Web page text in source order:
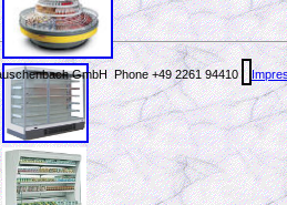
GmbHPhone +49 2261 94410